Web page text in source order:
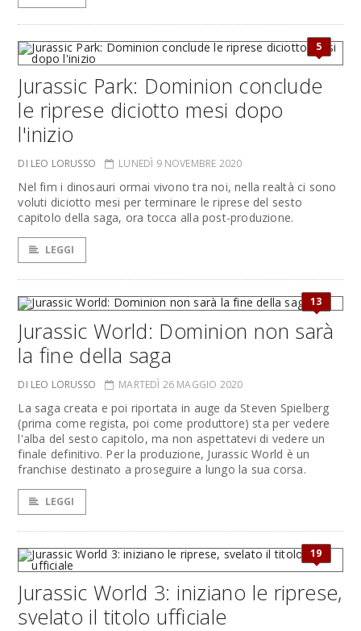
5
Jurassic Park: Dominion conclude
le riprese diciotto mesi dopo
l'inizio
DI LEO LORUSSO LUNEDÌ 9 NOVEMBRE 2020
Nel fim i dinosauri ormai vivono tra noi, nella realtà ci sono
voluti diciotto mesi per terminare le riprese del sesto
capitolo della saga, ora tocca alla post-produzione.
LEGGI
13
Jurassic World: Dominion non sarà
la fine della saga
DI LEO LORUSSO MARTEDÌ 26 MAGGIO 2020
La saga creata e poi riportata in auge da Steven Spielberg
(prima come regista, poi come produttore) sta per vedere
l'alba del sesto capitolo, ma non aspettatevi di vedere un
finale definitivo. Per la produzione, Jurassic World è un
franchise destinato a proseguire a lungo la sua corsa.
LEGGI
19
Jurassic World 3: iniziano le riprese,
svelato il titolo ufficiale